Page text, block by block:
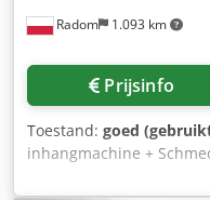
Radom 1.093 km
Prijsinfo
Toestand: goed
inhangmachine +
Geproduceerd in 2022.